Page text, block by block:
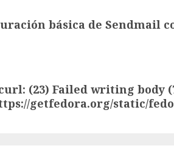
básica de Sendmail
(23) Failed writing body
getfedora.org/static/